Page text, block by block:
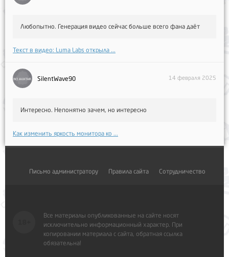
Любопытно. Генерация видео сейчас больше всего фана даёт
Текст в видео: Luma Labs открыла ...
SilentWave90 14 февраля 2025
Интересно. Непонятно зачем, но интересно
Как изменить яркость монитора ко ...
Письмо администратору Правила сайта Сотрудничество
Все материалы опубликованные на сайте носят
исключительно информационный характер. При
копировании материала с сайта, обратная ссылка
обязательна!